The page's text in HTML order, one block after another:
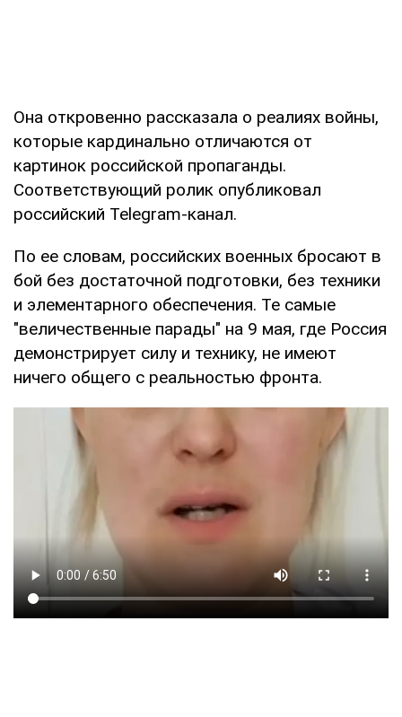
Она откровенно рассказала о реалиях войны,
которые кардинально отличаются от
картинок российской пропаганды.
Соответствующий ролик опубликовал
российский Telegram-канал.
По ее словам, российских военных бросают в
бой без достаточной подготовки, без техники
и элементарного обеспечения. Те самые
"величественные парады" на 9 мая, где Россия
демонстрирует силу и технику, не имеют
ничего общего с реальностью фронта.